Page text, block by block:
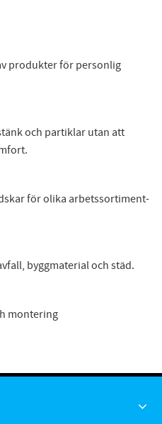
produkter för personlig
och partiklar utan att
för olika arbetssortiment-
byggmaterial och städ.
montering